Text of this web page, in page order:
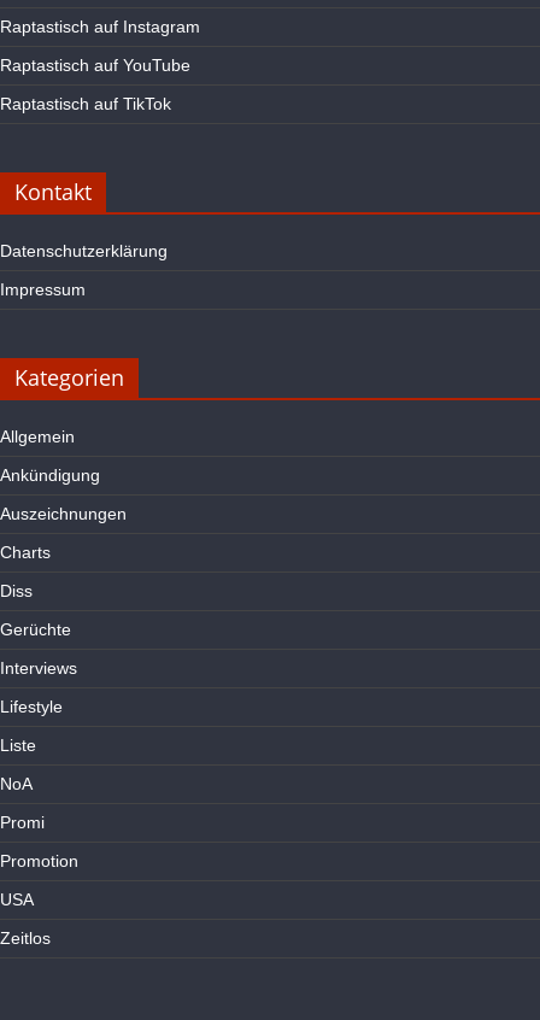
Raptastisch auf Instagram
Raptastisch auf YouTube
Raptastisch auf TikTok
Kontakt
Datenschutzerklärung
Impressum
Kategorien
Allgemein
Ankündigung
Auszeichnungen
Charts
Diss
Gerüchte
Interviews
Lifestyle
Liste
NoA
Promi
Promotion
USA
Zeitlos